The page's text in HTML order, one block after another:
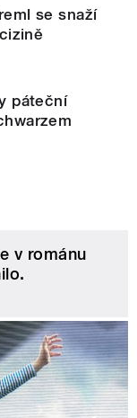
se snaží
páteční
v románu